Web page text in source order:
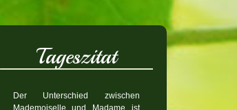
Tageszitat
Der Unterschied zwischen
Mademoiselle und Madame ist